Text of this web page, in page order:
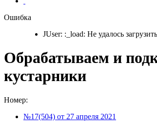
Ошибка
JUser: :_load: Не удалось
Обрабатываем и
кустарники
Номер:
№17(504) от 27 апреля 2021